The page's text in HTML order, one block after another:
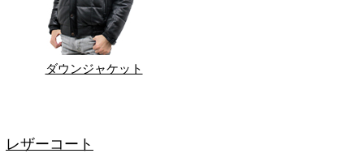
ダウンジャケット
レザーコート